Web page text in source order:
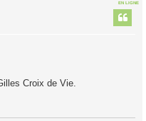
EN LIGNE
Croix de Vie.